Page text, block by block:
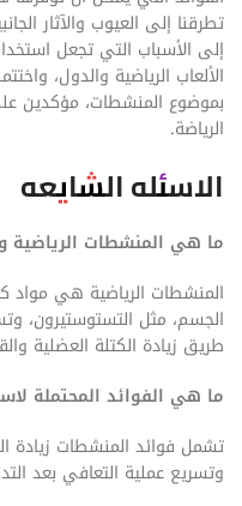
تطرقنا إلى العيوب والآثار
إلى الأسباب التي تجعل
الألعاب الرياضية والدول،
بموضوع المنشطات، مؤكدين
الرياضة.
الاسئله الشایعه
ما هي المنشطات الرياضية
المنشطات الرياضية هي مواد
الجسم، مثل التستوستيرون،
طريق زيادة الكتلة العضلية
ما هي الفوائد المحتملة
تشمل فوائد المنشطات زيادة
وتسريع عملية التعافي بعد